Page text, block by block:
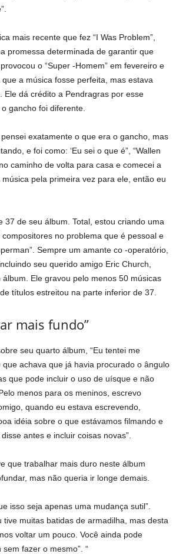
mais recente que fez “I Was Problem”,
promessa determinada de garantir que
o “Super -Homem” em fevereiro e
a música fosse perfeita, mas estava
Ele dá crédito a Pendragras por esse
gancho foi diferente.
exatamente o que era o gancho, mas
e foi como: ‘Eu sei o que é”, “Wallen
caminho de volta para casa e comecei a
pela primeira vez para ele, então eu
37 de seu álbum. Total, estou criando uma
no problema que é pessoal e
Sempre um amante co -operatório,
seu querido amigo Eric Church,
Ele gravou pelo menos 50 músicas
títulos estreitou na parte inferior de 37.
mais fundo”
seu quarto álbum, “Eu tentei me
que achava que já havia procurado o ângulo
que pode incluir o uso de uísque e não
menos para os meninos, escrevo
quando eu estava escrevendo,
idéia sobre o que estávamos filmando e
antes e incluir coisas novas”.
que trabalhar mais duro neste álbum
mas não queria ir longe demais.
isso seja apenas uma mudança sutil”.
tive muitas batidas de armadilha, mas desta
voltar um pouco. Você ainda pode
fazer o mesmo”. “